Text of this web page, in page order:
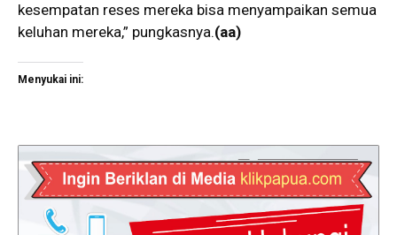
kesempatan reses mereka bisa menyampaikan semua
keluhan mereka,” pungkasnya.(aa)
Menyukai ini: